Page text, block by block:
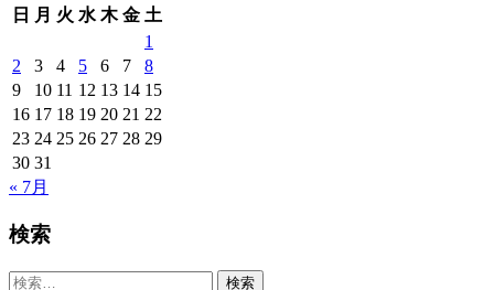
日
月 火 水 木 金 土
1
2
3 4 5 6 7
8
9
10 11 12 13 14 15
16 17 18 19 20 21 22
23 24 25 26 27 28 29
30 31
« 7月
検索
検